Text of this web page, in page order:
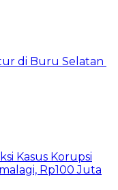
di Buru Selatan
Kasus Korupsi
Rp100 Juta